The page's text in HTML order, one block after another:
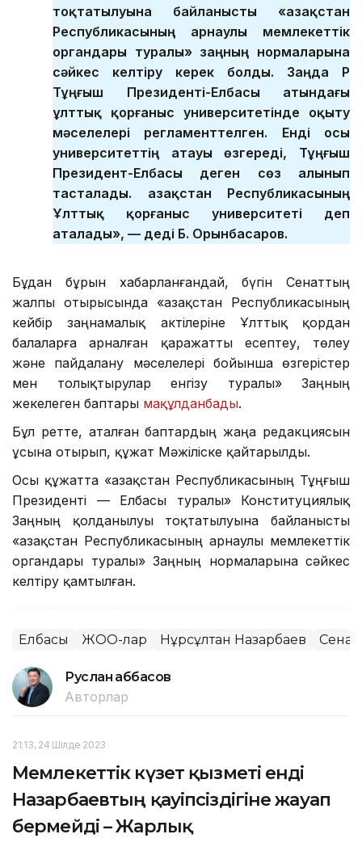
тоқтатылуына байланысты «Қазақстан
Республикасының арнаулы мемлекеттік
органдары туралы» заңның нормаларына
сәйкес келтіру керек болды. Заңда ҚР
Тұңғыш Президенті-Елбасы атындағы
ұлттық қорғаныс университетінде оқыту
мәселелері регламенттелген. Енді осы
университеттің атауы өзгереді, Тұңғыш
Президент-Елбасы деген сөз алынып
тасталады. Қазақстан Республикасының
Ұлттық қорғаныс университеті деп
аталады», — деді Б. Орынбасаров.
Бұдан бұрын хабарланғандай, бүгін Сенаттың
жалпы отырысында «Қазақстан Республикасының
кейбір заңнамалық актілеріне Ұлттық қордан
балаларға арналған қаражатты есептеу, төлеу
және пайдалану мәселелері бойынша өзгерістер
мен толықтырулар енгізу туралы» Заңның
жекелеген баптары мақұлданбады.
Бұл ретте, аталған баптардың жаңа редакциясын
ұсына отырып, құжат Мәжіліске қайтарылды.
Осы құжатта «Қазақстан Республикасының Тұңғыш
Президенті — Елбасы туралы» Конституциялық
Заңның қолданылуы тоқтатылуына байланысты
«Қазақстан Республикасының арнаулы мемлекеттік
органдары туралы» Заңның нормаларына сәйкес
келтіру қамтылған.
Елбасы ЖОО-лар Нұрсұлтан Назарбаев Сенат
Руслан Ғаббасов
Авторлар
21:13, 24 Шілде 2023
Мемлекеттік күзет қызметі енді
Назарбаевтың қауіпсіздігіне жауап
бермейді – Жарлық